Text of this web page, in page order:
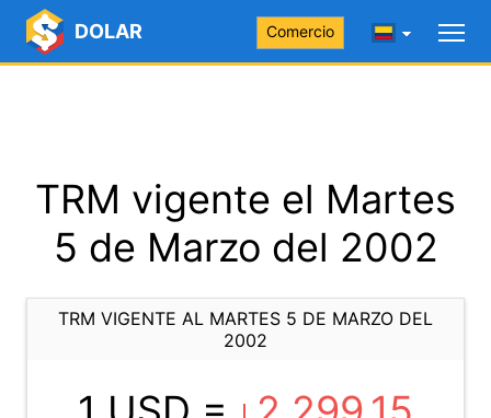
DOLAR Comercio
TRM vigente el Martes
5 de Marzo del 2002
TRM VIGENTE AL MARTES 5 DE MARZO DEL
2002